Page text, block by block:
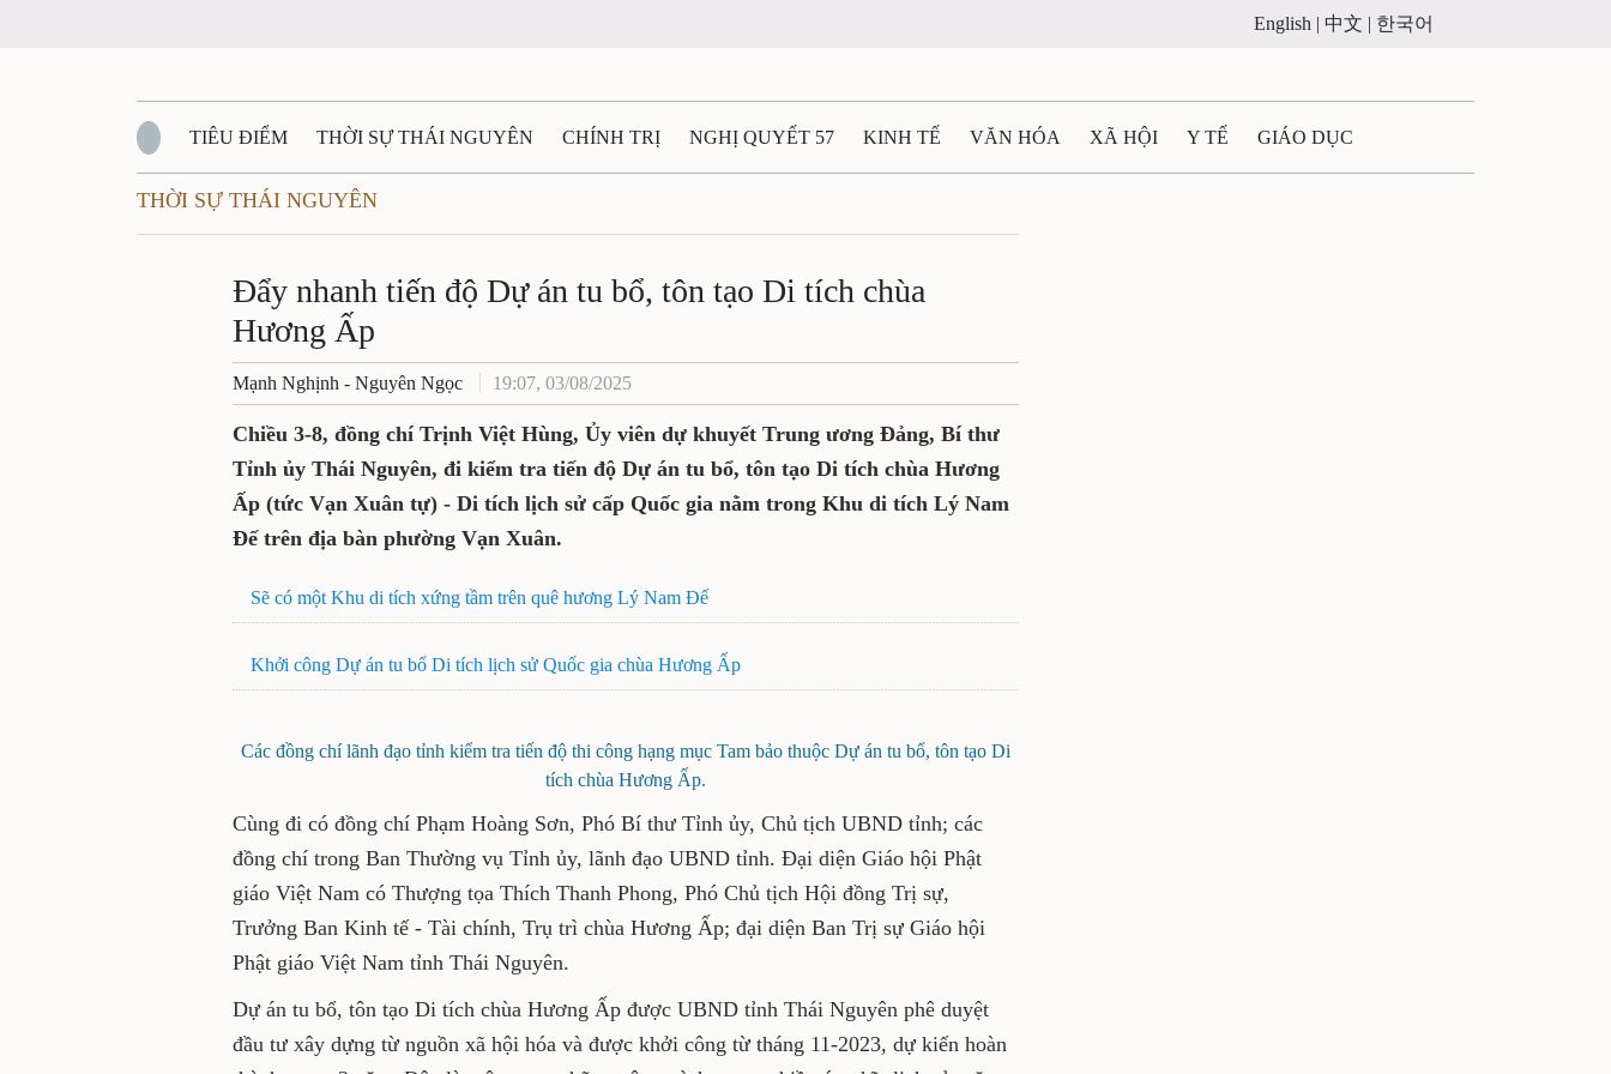
English | 中文 | 한국어
TIÊU ĐIỂM THỜI SỰ THÁI NGUYÊN CHÍNH TRỊ NGHỊ QUYẾT 57 KINH TẾ VĂN HÓA XÃ HỘI Y TẾ GIÁO DỤC
QUỐC PHÒNG - AN NINH
QUÊ HƯƠNG - ĐẤT NƯỚC QUỐC TẾ TÀI NGUYÊN - MÔI TRƯỜNG THỂ THAO
VĂN BẢN, CHÍNH SÁCH MỚI
THỜI SỰ THÁI NGUYÊN
Đẩy nhanh tiến độ Dự án tu bổ, tôn tạo Di tích chùa
Hương Ấp
Mạnh Nghịnh - Nguyên Ngọc 19:07, 03/08/2025
Chiều 3-8, đồng chí Trịnh Việt Hùng, Ủy viên dự khuyết Trung ương Đảng, Bí thư
Tỉnh ủy Thái Nguyên, đi kiểm tra tiến độ Dự án tu bổ, tôn tạo Di tích chùa Hương
Ấp (tức Vạn Xuân tự) - Di tích lịch sử cấp Quốc gia nằm trong Khu di tích Lý Nam
Đế trên địa bàn phường Vạn Xuân.
Sẽ có một Khu di tích xứng tầm trên quê hương Lý Nam Đế
Khởi công Dự án tu bổ Di tích lịch sử Quốc gia chùa Hương Ấp
Các đồng chí lãnh đạo tỉnh kiểm tra tiến độ thi công hạng mục Tam bảo thuộc Dự án tu bổ, tôn tạo Di
tích chùa Hương Ấp.
Cùng đi có đồng chí Phạm Hoàng Sơn, Phó Bí thư Tỉnh ủy, Chủ tịch UBND tỉnh; các
đồng chí trong Ban Thường vụ Tỉnh ủy, lãnh đạo UBND tỉnh. Đại diện Giáo hội Phật
giáo Việt Nam có Thượng tọa Thích Thanh Phong, Phó Chủ tịch Hội đồng Trị sự,
Trưởng Ban Kinh tế - Tài chính, Trụ trì chùa Hương Ấp; đại diện Ban Trị sự Giáo hội
Phật giáo Việt Nam tỉnh Thái Nguyên.
Dự án tu bổ, tôn tạo Di tích chùa Hương Ấp được UBND tỉnh Thái Nguyên phê duyệt
đầu tư xây dựng từ nguồn xã hội hóa và được khởi công từ tháng 11-2023, dự kiến hoàn